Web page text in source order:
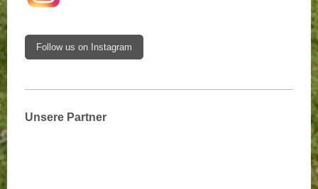
Follow us on Instagram
Unsere Partner